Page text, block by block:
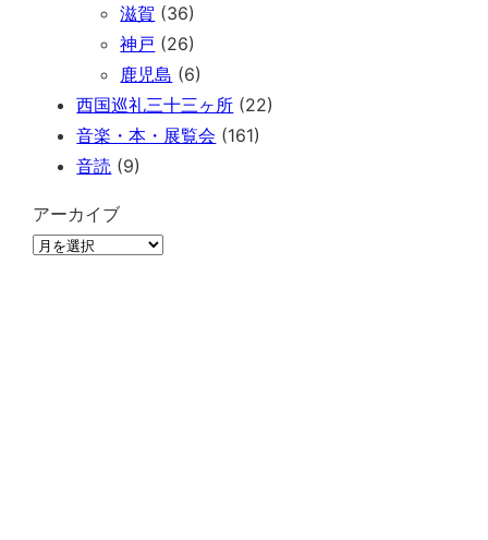
滋賀 (36)
神戸 (26)
鹿児島 (6)
西国巡礼三十三ヶ所 (22)
音楽・本・展覧会 (161)
音読 (9)
アーカイブ